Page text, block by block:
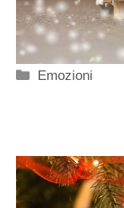
Categorie
Emozioni